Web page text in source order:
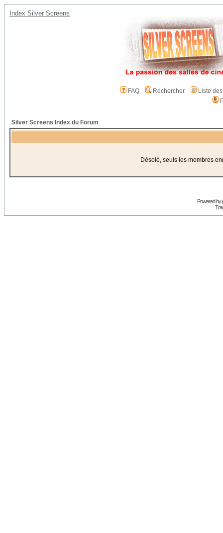
Index Silver Screens
FAQ Rechercher
Liste
Silver Screens Index du Forum
Désolé, seuls les membres
Powered by